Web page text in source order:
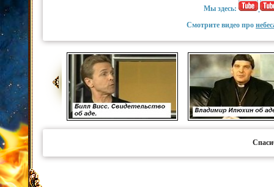
Мы здесь:
Смотрите видео про